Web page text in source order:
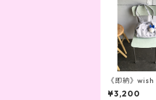
《即納》
bag (gray)
¥3,200